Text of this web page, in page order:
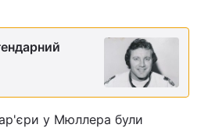
у Мюллера були